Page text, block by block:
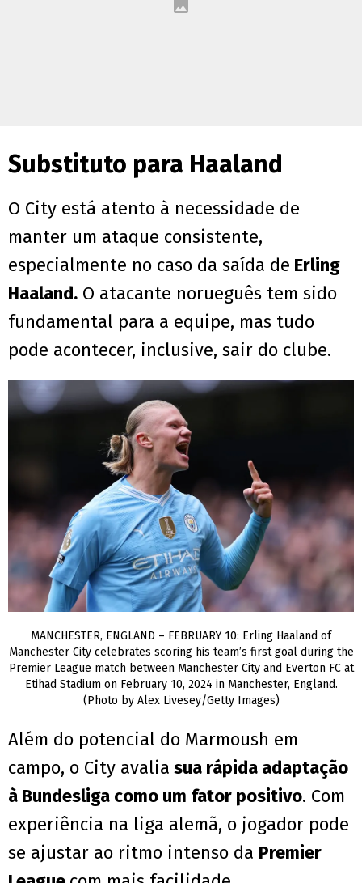
Substituto para Haaland
O City está atento à necessidade de
manter um ataque consistente,
especialmente no caso da saída de Erling
Haaland. O atacante norueguês tem sido
fundamental para a equipe, mas tudo
pode acontecer, inclusive, sair do clube.
MANCHESTER, ENGLAND – FEBRUARY 10: Erling Haaland of
Manchester City celebrates scoring his team’s first goal during the
Premier League match between Manchester City and Everton FC at
Etihad Stadium on February 10, 2024 in Manchester, England.
(Photo by Alex Livesey/Getty Images)
Além do potencial do Marmoush em
campo, o City avalia sua rápida adaptação
à Bundesliga como um fator positivo. Com
experiência na liga alemã, o jogador pode
se ajustar ao ritmo intenso da Premier